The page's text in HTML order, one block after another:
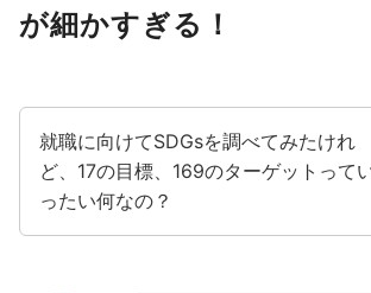
が細かすぎる！
就職に向けてSDGsを調べてみたけれ
ど、17の目標、169のターゲットって
ったい何なの？